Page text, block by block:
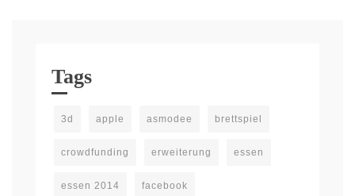
Tags
3d apple asmodee brettspiel
crowdfunding erweiterung essen
essen 2014 facebook